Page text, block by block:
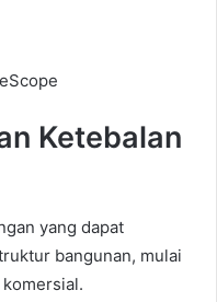
Ketebalan
yang dapat
bangunan, mulai